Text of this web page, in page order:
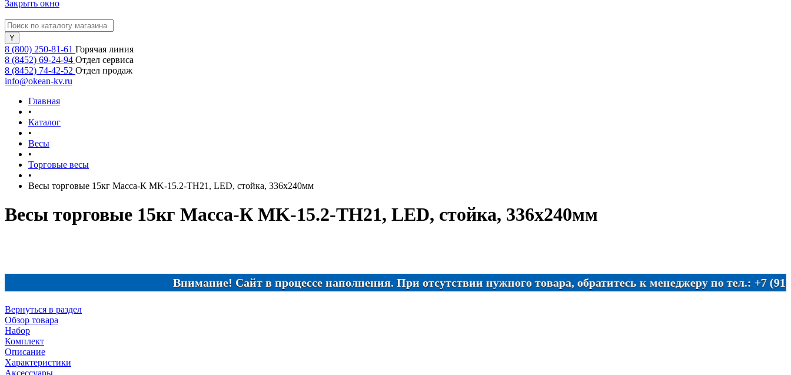
Закрыть окно
8 (800) 250-81-61 Горячая линия
8 (8452) 69-24-94 Отдел сервиса
8 (8452) 74-42-52 Отдел продаж
info@okean-kv.ru
Главная
•
Каталог
•
Весы
•
Торговые весы
•
Весы торговые 15кг Масса-К MK-15.2-TH21, LED, стойка, 336х240мм
Весы торговые 15кг Масса-К MK-15.2-TH21, LED, стойка, 336х240мм
Внимание! Сайт в процессе наполнения. При отсутствии нужного товара, обратитесь к менеджеру по тел.: +7 (917)
Вернуться в раздел
Обзор товара
Набор
Комплект
Описание
Характеристики
Аксессуары